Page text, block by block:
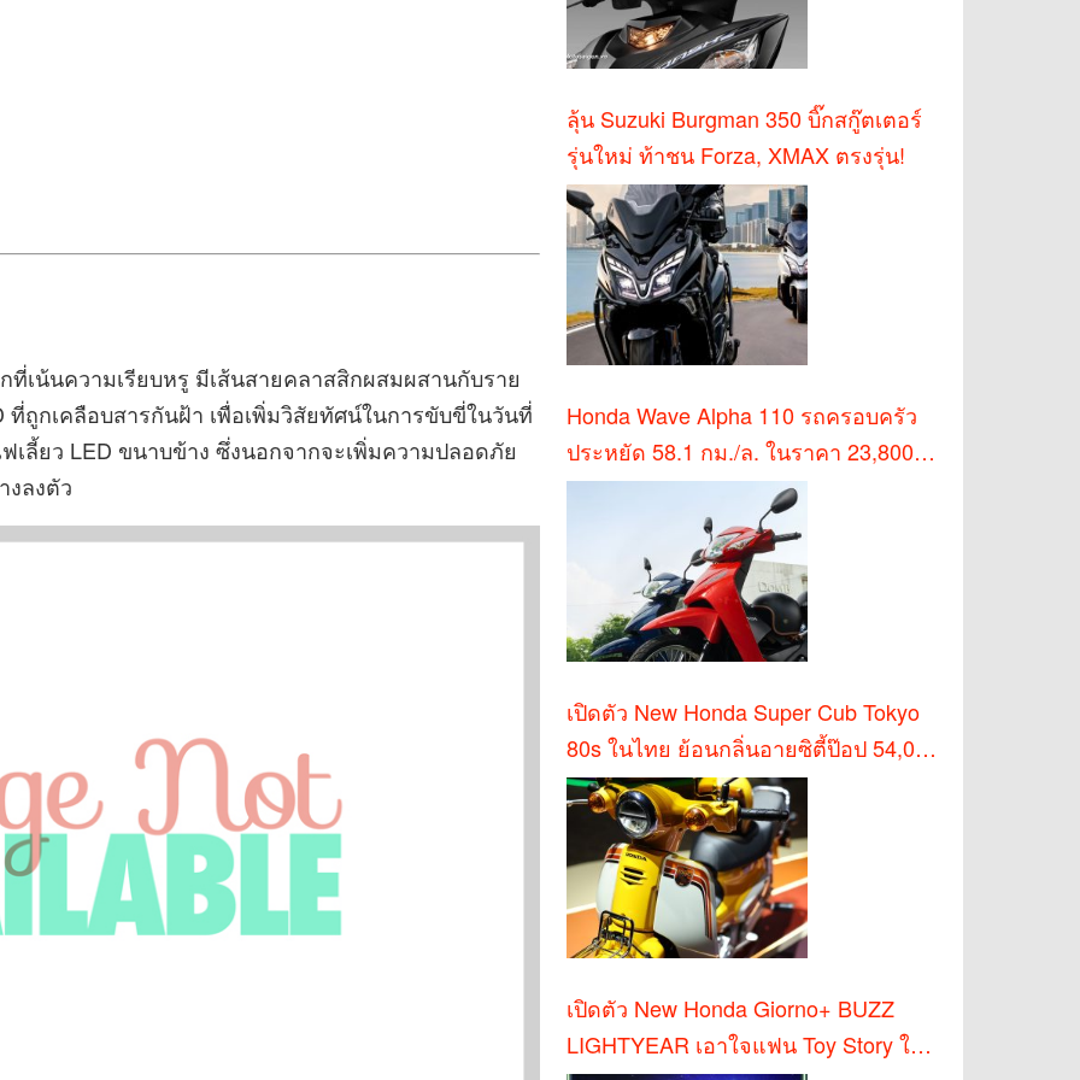
เน้นความเรียบหรู มีเส้นสายคลาสสิกผสมผสานกับราย
ถูกเคลือบสารกันฝ้า เพื่อเพิ่มวิสัยทัศน์ในการขับขี่ในวันที่
ลี้ยว LED ขนาบข้าง ซึ่งนอกจากจะเพิ่มความปลอดภัย
งลงตัว
ลุ้น Suzuki Burgman 350 บิ๊กสกู๊ตเตอร์
รุ่นใหม่ ท้าชน Forza, XMAX ตรงรุ่น!
Honda Wave Alpha 110 รถครอบครัว
ประหยัด 58.1 กม./ล. ในราคา 23,800
บาท
เปิดตัว New Honda Super Cub Tokyo
80s ในไทย ย้อนกลิ่นอายซิตี้ป๊อป 54,000
บาท
เปิดตัว New Honda Giorno+ BUZZ
LIGHTYEAR เอาใจแฟน Toy Story ใน